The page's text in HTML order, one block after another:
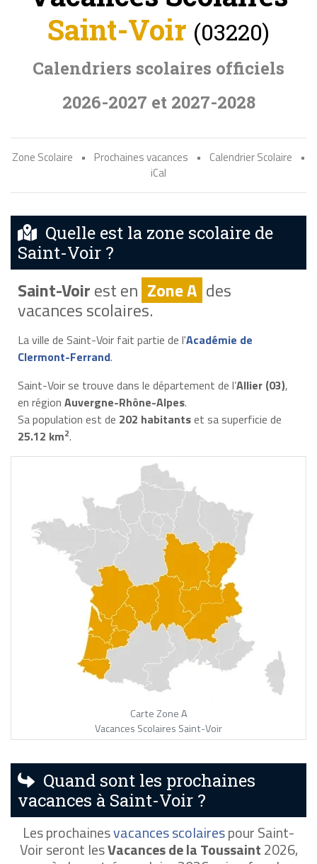
Saint-Voir (03220)
Calendriers scolaires officiels
2026-2027 et 2027-2028
Zone Scolaire • Prochaines vacances • Calendrier Scolaire
•
iCal
Quelle est la zone scolaire de
Saint-Voir ?
Saint-Voirest en Zone A des
vacances scolaires.
La ville de Saint-Voir fait partie de l'Académie de
Clermont-Ferrand.
Saint-Voir se trouve dans le département de l’Allier (03),
en région Auvergne-Rhône-Alpes.
Sa population est de 202 habitantset sa superficie de
25.12 km2.
Carte Zone A
Vacances Scolaires Saint-Voir
Quand sont les prochaines
vacances à Saint-Voir ?
Les prochainesvacances scolairespour Saint-
Voir seront lesVacances de la Toussaint2026,